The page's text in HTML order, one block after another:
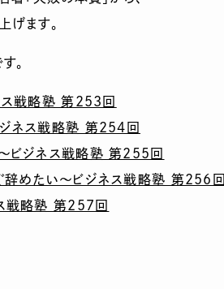
げます。
。
ス戦略塾 第253回
ネス戦略塾 第254回
ビジネス戦略塾 第255回
辞めたい〜ビジネス戦略塾 第256回
戦略塾 第257回